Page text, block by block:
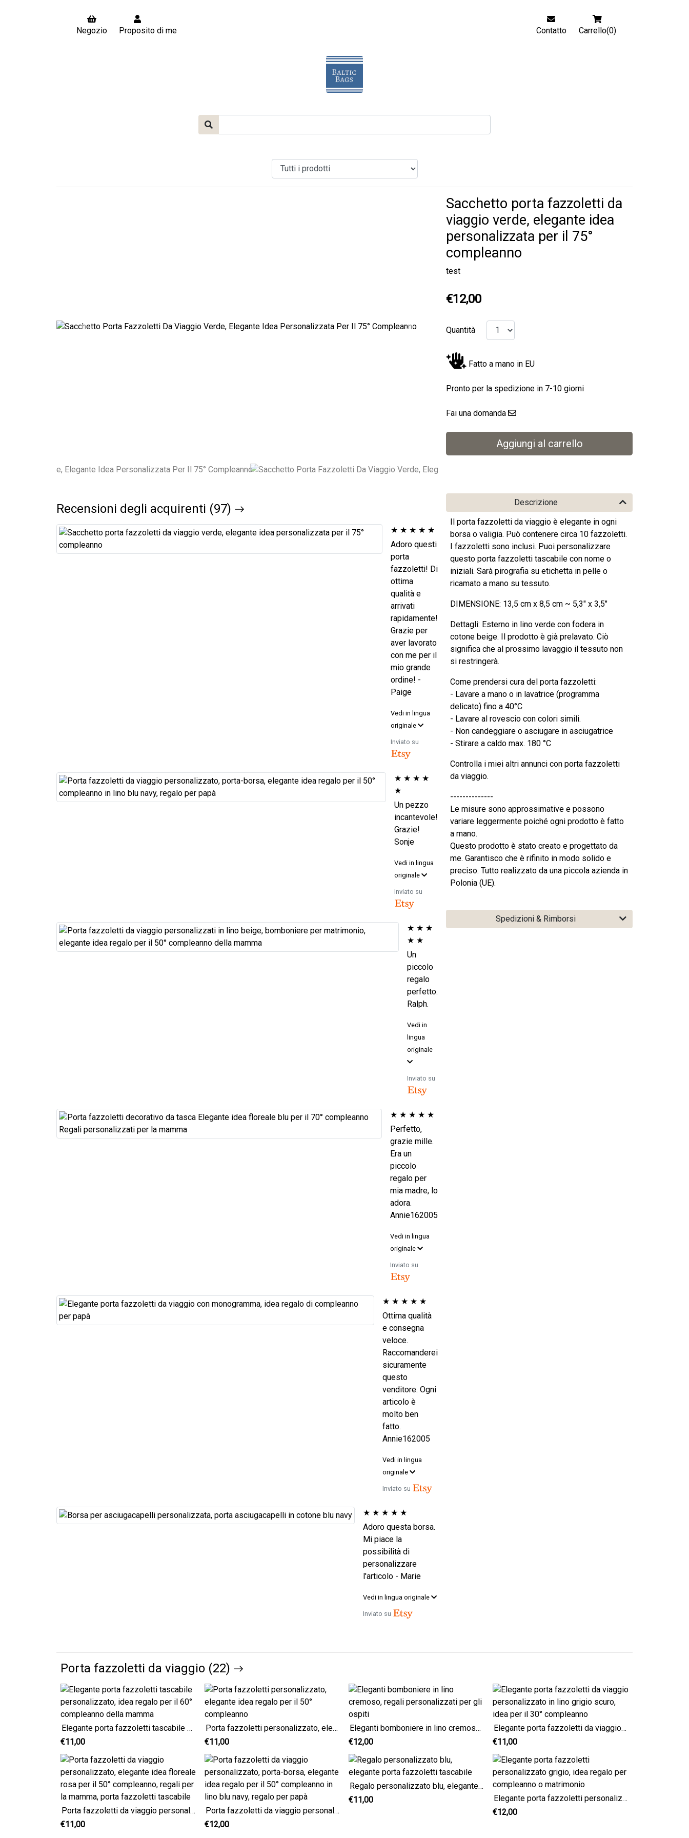
Negozio Proposito di me Contatto Carrello(0)
Previous Next
Sacchetto porta fazzoletti da
viaggio verde, elegante idea
personalizzata per il 75°
compleanno
test
€12,00
Quantità
Fatto a mano in EU
Pronto per la spedizione in 7-10 giorni
Fai una domanda
Descrizione
Il porta fazzoletti da viaggio è elegante in ogni
borsa o valigia. Può contenere circa 10 fazzoletti.
I fazzoletti sono inclusi. Puoi personalizzare
questo porta fazzoletti tascabile con nome o
iniziali. Sarà pirografia su etichetta in pelle o
ricamato a mano su tessuto.
DIMENSIONE: 13,5 cm x 8,5 cm ~ 5,3" x 3,5"
Dettagli: Esterno in lino verde con fodera in
cotone beige. Il prodotto è già prelavato. Ciò
significa che al prossimo lavaggio il tessuto non
si restringerà.
Come prendersi cura del porta fazzoletti:
- Lavare a mano o in lavatrice (programma
delicato) fino a 40°C
- Lavare al rovescio con colori simili.
- Non candeggiare o asciugare in asciugatrice
- Stirare a caldo max. 180 °C
Controlla i miei altri annunci con porta fazzoletti
da viaggio.
--------------
Le misure sono approssimative e possono
variare leggermente poiché ogni prodotto è fatto
a mano.
Questo prodotto è stato creato e progettato da
me. Garantisco che è rifinito in modo solido e
preciso. Tutto realizzato da una piccola azienda in
Polonia (UE).
Spedizioni & Rimborsi
Recensioni degli acquirenti (97)
★ ★ ★ ★ ★
Adoro questi
porta
fazzoletti! Di
ottima
qualità e
arrivati
rapidamente!
Grazie per
aver lavorato
con me per il
mio grande
ordine! -
Paige
Vedi in lingua
originale
Inviato su
★ ★ ★ ★
★
Un pezzo
incantevole!
Grazie!
Sonje
Vedi in lingua
originale
Inviato su
★ ★ ★
★ ★
Un
piccolo
regalo
perfetto.
Ralph.
Vedi in
lingua
originale
Inviato su
★ ★ ★ ★ ★
Perfetto,
grazie mille.
Era un
piccolo
regalo per
mia madre, lo
adora.
Annie162005
Vedi in lingua
originale
Inviato su
★ ★ ★ ★ ★
Ottima qualità
e consegna
veloce.
Raccomanderei
sicuramente
questo
venditore. Ogni
articolo è
molto ben
fatto.
Annie162005
Vedi in lingua
originale
Inviato su
★ ★ ★ ★ ★
Adoro questa borsa.
Mi piace la
possibilità di
personalizzare
l'articolo - Marie
Vedi in lingua originale
Inviato su
Porta fazzoletti da viaggio (22)
Elegante porta fazzoletti tascabile personalizzato, idea regalo per il 60° compleanno della mamma
€11,00
Porta fazzoletti personalizzato, elegante idea regalo per il 50° compleanno
€11,00
Eleganti bomboniere in lino cremoso, regali personalizzati per gli ospiti
€12,00
Elegante porta fazzoletti da viaggio personalizzato in lino grigio scuro, idea per il 30° compleanno
€11,00
Porta fazzoletti da viaggio personalizzato, elegante idea floreale rosa per il 50° compleanno, regali per la mamma, porta fazzoletti tascabile
€11,00
Porta fazzoletti da viaggio personalizzato, porta-borsa, elegante idea regalo per il 50° compleanno in lino blu navy, regalo per papà
€12,00
Regalo personalizzato blu, elegante porta fazzoletti tascabile
€11,00
Elegante porta fazzoletti personalizzato grigio, idea regalo per compleanno o matrimonio
€12,00